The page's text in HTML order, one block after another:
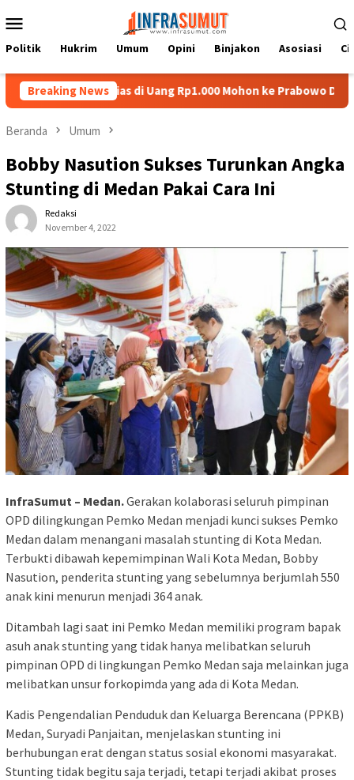
ke
Mobile
Politik Hukrim Umum Opini Binjakon Asosiasi
Breaking News
Batu Nias di Uang Rp1.000 Mohon ke Prabowo Diundang
Beranda Umum
Bobby Nasution Sukses Turunkan Angka
Stunting di Medan Pakai Cara Ini
Redaksi
November 4, 2022
InfraSumut – Medan.Gerakan kolaborasi seluruh pimpinan
OPD dilingkungan Pemko Medan menjadi kunci sukses Pemko
Medan dalam menangani masalah stunting di Kota Medan.
Terbukti dibawah kepemimpinan Wali Kota Medan, Bobby
Nasution, penderita stunting yang sebelumnya berjumlah 550
anak kini menurun menjadi 364 anak.
Ditambah lagi saat ini Pemko Medan memiliki program bapak
asuh anak stunting yang tidak hanya melibatkan seluruh
pimpinan OPD di lingkungan Pemko Medan saja melainkan juga
melibatkan unsur forkopimda yang ada di Kota Medan.
Kadis Pengendalian Penduduk dan Keluarga Berencana (PPKB)
Medan, Suryadi Panjaitan, menjelaskan stunting ini
berhubungan erat dengan status sosial ekonomi masyarakat.
Stunting tidak begitu saja terjadi, tetapi terjadi akibat proses